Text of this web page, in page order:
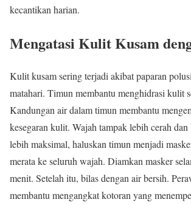
kecantikan harian.
Mengatasi Kulit Kusam
Kulit kusam sering terjadi akibat paparan
matahari. Timun membantu menghidrasi kulit
Kandungan air dalam timun membantu
kesegaran kulit. Wajah tampak lebih cerah
lebih maksimal, haluskan timun menjadi
merata ke seluruh wajah. Diamkan masker
menit. Setelah itu, bilas dengan air bersih.
membantu mengangkat kotoran yang